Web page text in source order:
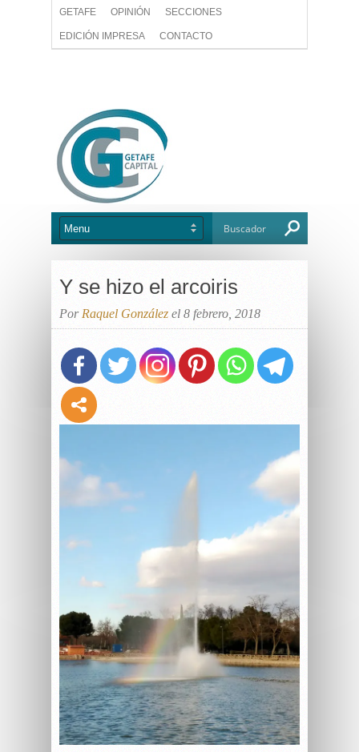
GETAFE OPINIÓN SECCIONES
EDICIÓN IMPRESA CONTACTO
Y se hizo el arcoiris
Por Raquel González el 8 febrero, 2018